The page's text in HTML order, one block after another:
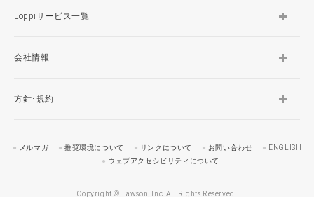
Loppiサービス一覧
会社情報
方針･規約
メルマガ 推奨環境について リンクについて お問い合わせ
ENGLISH
ウェブアクセシビリティについて
Copyright © Lawson, Inc. All Rights Reserved.